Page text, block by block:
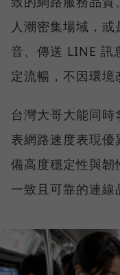
人潮密集場域，
音、傳送 LINE 訊
定流暢，不因環境
台灣大哥大能同
表網路速度表現
備高度穩定性與韌
一致且可靠的連線